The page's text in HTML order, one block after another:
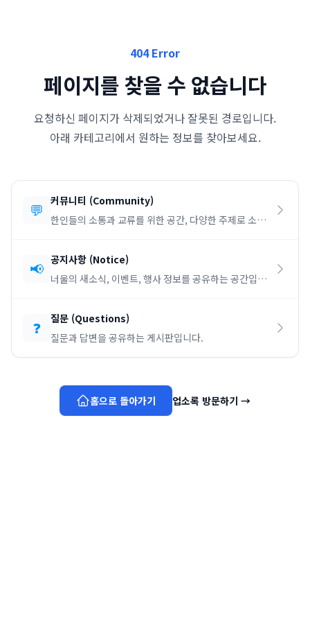
404 Error
페이지를 찾을 수 없습니다
요청하신 페이지가 삭제되었거나 잘못된 경로입니다.
아래 카테고리에서 원하는 정보를 찾아보세요.
💬 커뮤니티 (Community)
한인들의 소통과 교류를 위한 공간, 다양한 주제로 소통
📢 공지사항 (Notice)
너울의 새소식, 이벤트, 행사 정보를 공유하는 공간입니
❓ 질문 (Questions)
질문과 답변을 공유하는 게시판입니다.
홈으로 돌아가기 업소록 방문하기 →